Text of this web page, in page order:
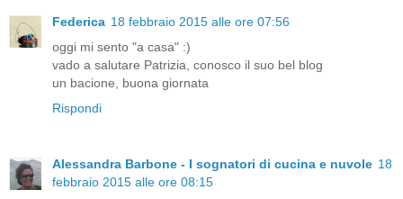
Federica 18 febbraio 2015 alle ore 07:56
oggi mi sento "a casa" :)
vado a salutare Patrizia, conosco il suo bel blog
un bacione, buona giornata
Rispondi
Alessandra Barbone - I sognatori di cucina e nuvole 18
febbraio 2015 alle ore 08:15